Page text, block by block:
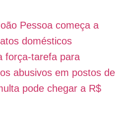
Pessoa começa a
domésticos
força-tarefa para
abusivos em postos de
pode chegar a R$